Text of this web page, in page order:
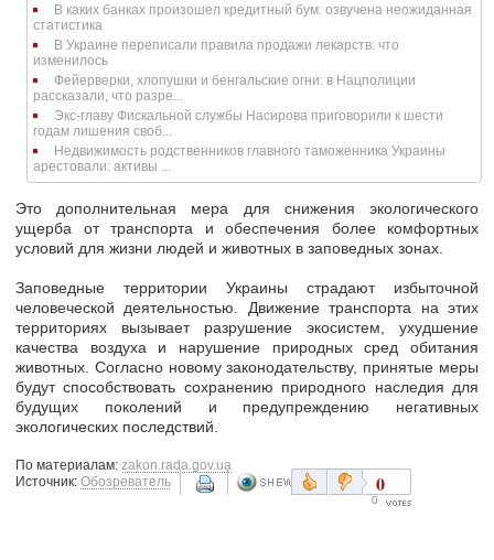
В каких банках произошел кредитный бум: озвучена неожиданная
статистика
В Украине переписали правила продажи лекарств: что
изменилось
Фейерверки, хлопушки и бенгальские огни: в Нацполиции
рассказали, что разре...
Экс-главу Фискальной службы Насирова приговорили к шести
годам лишения своб...
Недвижимость родственников главного таможенника Украины
арестовали: активы ...
Это дополнительная мера для снижения экологического
ущерба от транспорта и обеспечения более комфортных
условий для жизни людей и животных в заповедных зонах.
Заповедные территории Украины страдают избыточной
человеческой деятельностью. Движение транспорта на этих
территориях вызывает разрушение экосистем , ухудшение
качества воздуха и нарушение природных сред обитания
животных. Согласно новому законодательству, принятые меры
будут способствовать сохранению природного наследия для
будущих поколений и предупреждению негативных
экологических последствий.
По материалам: zakon.rada.gov.ua
Источник: Обозреватель 0
0